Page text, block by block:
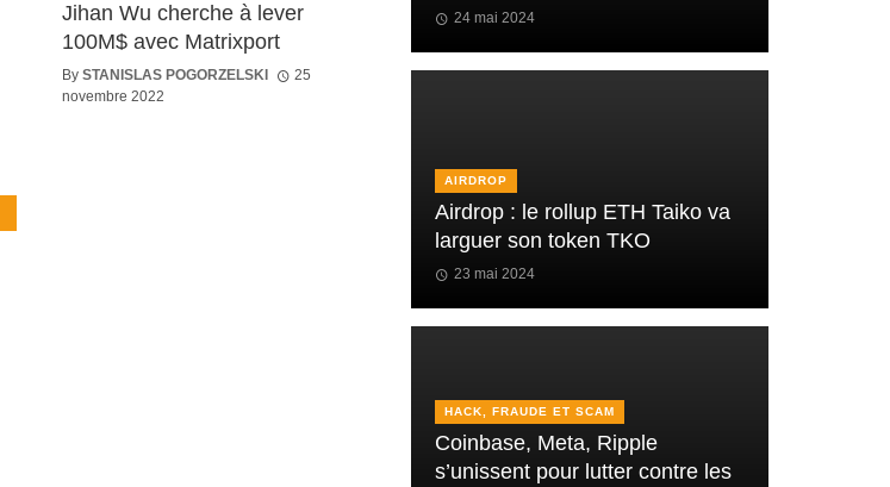
Jihan Wu cherche à lever
100M$ avec Matrixport
By STANISLAS POGORZELSKI
25
novembre 2022
24 mai 2024
AIRDROP
Airdrop : le rollup ETH Taiko va
larguer son token TKO
23 mai 2024
HACK, FRAUDE ET SCAM
Coinbase, Meta, Ripple
s’unissent pour lutter contre les